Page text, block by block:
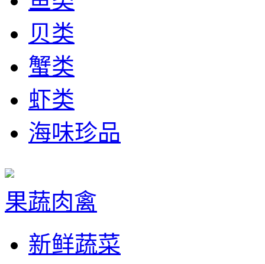
贝类
蟹类
虾类
海味珍品
果蔬肉禽
新鲜蔬菜